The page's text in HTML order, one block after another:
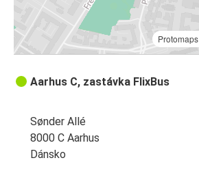
Protomaps
Aarhus C, zastávka FlixBus
Sønder Allé
8000 C Aarhus
Dánsko